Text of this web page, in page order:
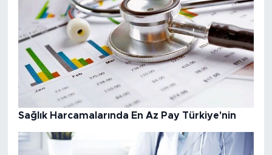
Sağlık Harcamalarında En Az Pay Türkiye'nin